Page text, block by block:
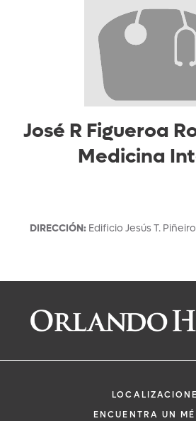
José R Figueroa
Medicina
DIRECCIÓN: Edificio Jesús T. Piñeiro
Solicitar una cita
José R Figueroa
Medicina
ENCUENTRA UN